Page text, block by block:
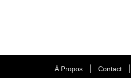
À Propos Contact